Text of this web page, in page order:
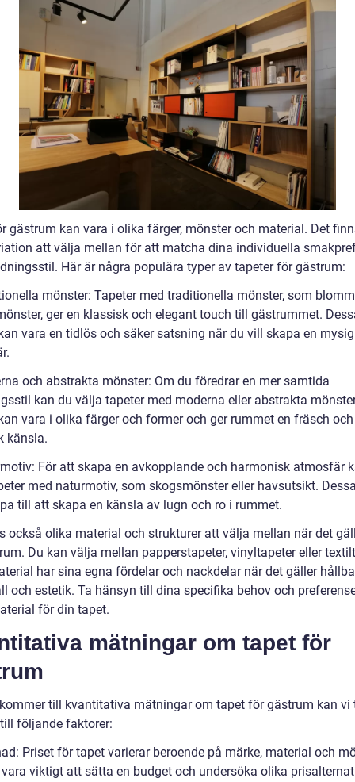
gästrum kan vara i olika färger, mönster och material. Det
att välja mellan för att matcha dina individuella
Här är några populära typer av tapeter för gästrum:
mönster: Tapeter med traditionella mönster, som
ger en klassisk och elegant touch till gästrummet.
vara en tidlös och säker satsning när du vill skapa en mysig
och abstrakta mönster: Om du föredrar en mer samtida
kan du välja tapeter med moderna eller abstrakta
vara i olika färger och former och ger rummet en fräsch och
känsla.
För att skapa en avkopplande och harmonisk atmosfär
med naturmotiv, som skogsmönster eller havsutsikt.
till att skapa en känsla av lugn och ro i rummet.
också olika material och strukturer att välja mellan när det
Du kan välja mellan papperstapeter, vinyltapeter eller
har sina egna fördelar och nackdelar när det gäller
och estetik. Ta hänsyn till dina specifika behov och
för din tapet.
mätningar om tapet för
till kvantitativa mätningar om tapet för gästrum kan vi
följande faktorer:
Priset för tapet varierar beroende på märke, material och
viktigt att sätta en budget och undersöka olika